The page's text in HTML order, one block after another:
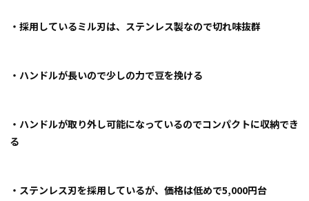
・採用しているミル刃は、ステンレス製なので切れ味抜群
・ハンドルが長いので少しの力で豆を挽ける
・ハンドルが取り外し可能になっているのでコンパクトに収納でき
る
・ステンレス刃を採用しているが、価格は低めで5,000円台